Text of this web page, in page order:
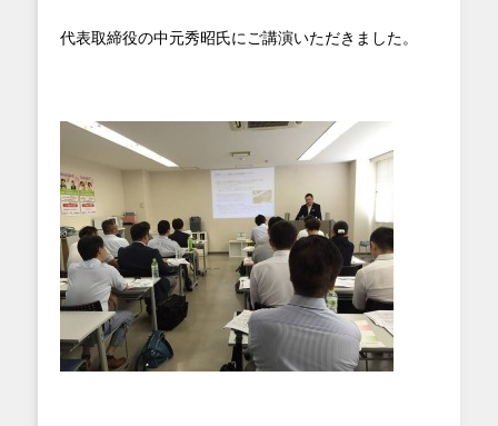
代表取締役の中元秀昭氏にご講演いただきました。